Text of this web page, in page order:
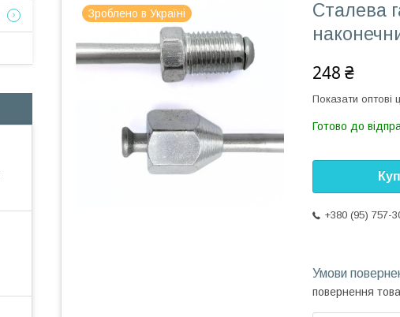
Зроблено в Україні
Сталева
248 ₴
Показати оптові
Готово до
+380 (95) 757-
повернення